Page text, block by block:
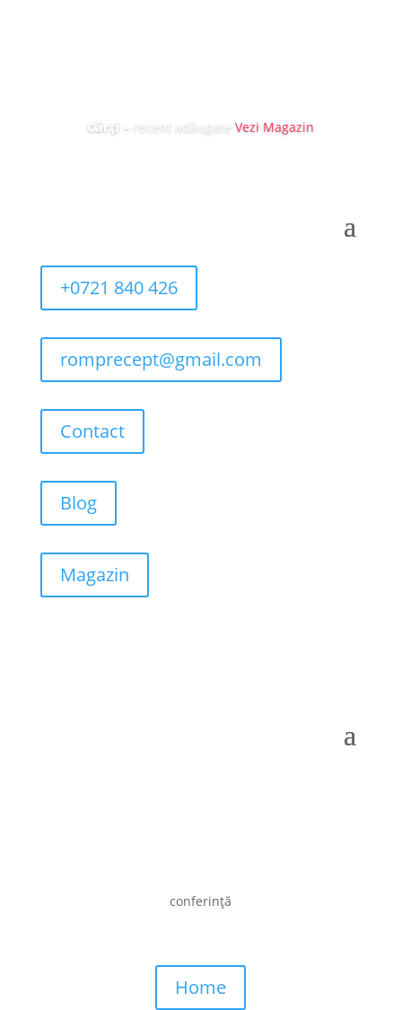
Cărți – recent adăugateVezi Magazin
+0721 840 426
romprecept@gmail.com
Contact
Blog
Magazin
conferință
Home